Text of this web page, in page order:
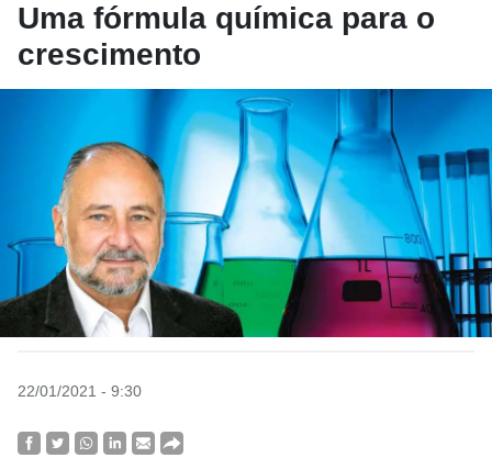
Uma fórmula química para o
crescimento
22/01/2021 - 9:30